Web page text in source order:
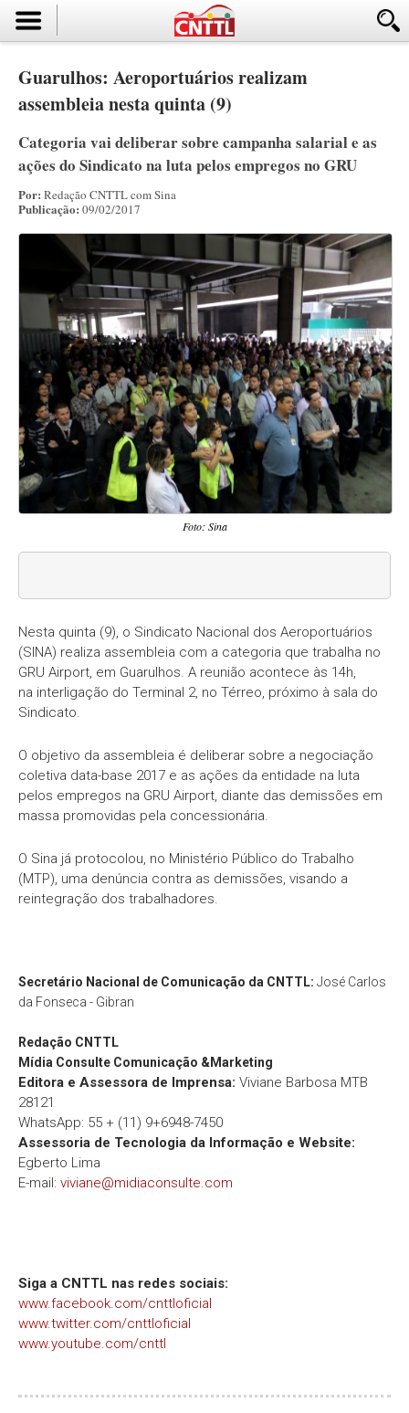
Guarulhos: Aeroportuários realizam
assembleia nesta quinta (9)
Categoria vai deliberar sobre campanha salarial e as
ações do Sindicato na luta pelos empregos no GRU
Por: Redação CNTTL com Sina
Publicação: 09/02/2017
Foto: Sina
Nesta quinta (9), o Sindicato Nacional dos Aeroportuários
(SINA) realiza assembleia com a categoria que trabalha no
GRU Airport, em Guarulhos. A reunião acontece às 14h,
na interligação do Terminal 2, no Térreo, próximo à sala do
Sindicato.
O objetivo da assembleia é deliberar sobre a negociação
coletiva data-base 2017 e as ações da entidade na luta
pelos empregos na GRU Airport, diante das demissões em
massa promovidas pela concessionária.
O Sina já protocolou, no Ministério Público do Trabalho
(MTP), uma denúncia contra as demissões, visando a
reintegração dos trabalhadores.
Secretário Nacional de Comunicação da CNTTL: José Carlos
da Fonseca - Gibran
Redação CNTTL
Mídia Consulte Comunicação &Marketing
Editora e Assessora de Imprensa: Viviane Barbosa MTB
28121
WhatsApp: 55 + (11) 9+6948-7450
Assessoria de Tecnologia da Informação e Website:
Egberto Lima
E-mail: viviane@midiaconsulte.com
Siga a CNTTL nas redes sociais:
www.facebook.com/cnttloficial
www.twitter.com/cnttloficial
www.youtube.com/cnttl